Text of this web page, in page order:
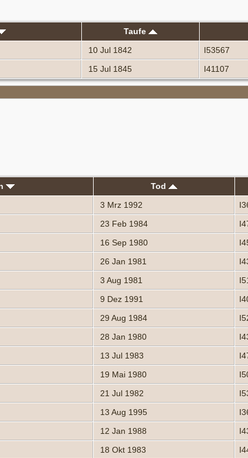
Taufe
10 Jul 1842 I53567
15 Jul 1845 I41107
Tod
3 Mrz 1992
23 Feb 1984
16 Sep 1980
26 Jan 1981
3 Aug 1981
9 Dez 1991
29 Aug 1984
28 Jan 1980
13 Jul 1983
19 Mai 1980
21 Jul 1982
13 Aug 1995
12 Jan 1988
18 Okt 1983